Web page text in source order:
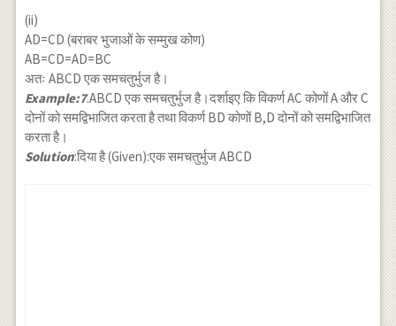
(ii)
AD=CD (बराबर भुजाओं के सम्मुख कोण)
AB=CD=AD=BC
अतः ABCD एक समचतुर्भुज है।
Example:7.ABCD एक समचतुर्भुज है।दर्शाइए कि विकर्ण AC कोणों A और C
दोनों को समद्विभाजित करता है तथा विकर्ण BD कोणों B,D दोनों को समद्विभाजित
करता है।
Solution:दिया है (Given):एक समचतुर्भुज ABCD